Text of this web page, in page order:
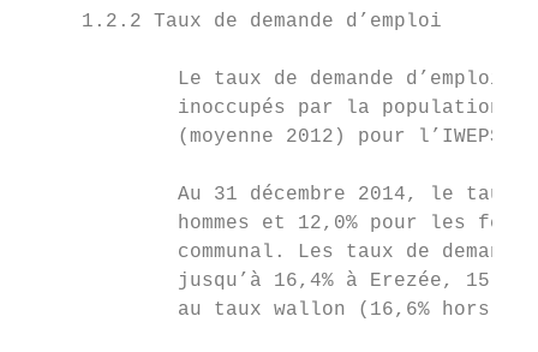
     1.2.2 Taux de demande d’emploi
Le taux de demande d’emploi
inoccupés par la population
             (moyenne 2012) pour l’IWEPS.
Au 31 décembre 2014, le taux
hommes et 12,0% pour les
communal. Les taux de
jusqu’à 16,4% à Erezée,
au taux wallon (16,6% hors